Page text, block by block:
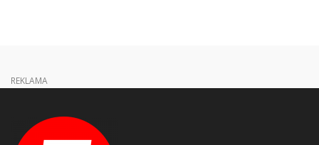
REKLAMA